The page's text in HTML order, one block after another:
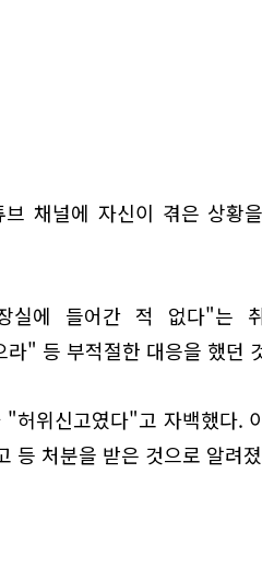
채널에 자신이 겪은 상황
에 들어간 적 없다"는
" 등 부적절한 대응을 했던
허위신고였다"고 자백했다.
등 처분을 받은 것으로 알려